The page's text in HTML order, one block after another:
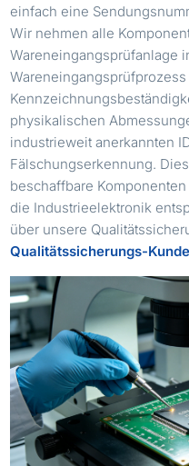
einfach eine
Wir nehmen alle
Wareneingangsprüfanlage
physikalischen
industrieweit anerkannten
Fälschungserkennung.
beschaffbare
die Industrieelektronik
über unsere
Qualitätssicherungs-